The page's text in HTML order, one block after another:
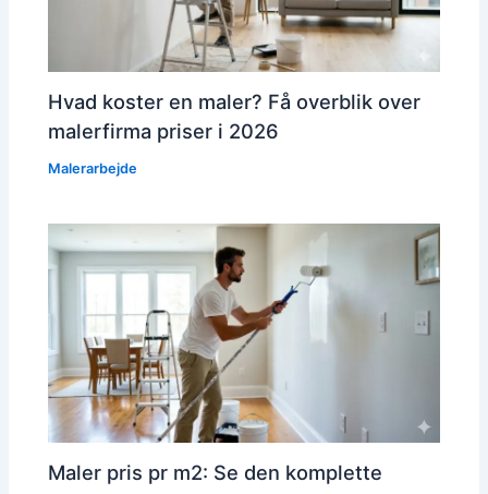
Hvad koster en maler? Få overblik over
malerfirma priser i 2026
Malerarbejde
Maler pris pr m2: Se den komplette